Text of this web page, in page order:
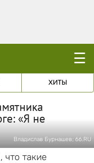
☰
ХИТЫ
«Я не
Владислав Бурнашев; 66.RU
что такие